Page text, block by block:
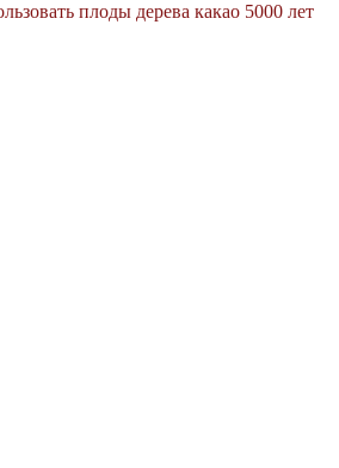
плоды дерева какао 5000 лет